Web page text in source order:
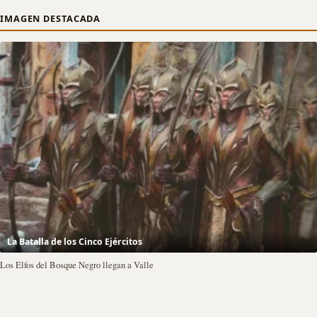
IMAGEN DESTACADA
La Batalla de los Cinco Ejércitos
Los Elfos del Bosque Negro llegan a Valle